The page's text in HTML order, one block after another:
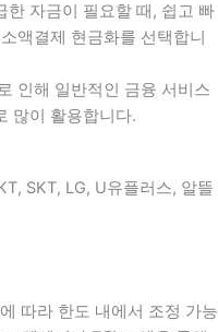
한 자금이 필요할 때 , 쉽고 빠
액결제 현금화를 선택합니
인해 일반적인 금융 서비스
많이 활용합니다.
SKT, LG, U유플러스, 알뜰
따라 한도 내에서 조정 가능